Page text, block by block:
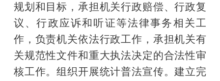
规划和目标，承担机关行政赔偿、行政复
议、行政应诉和听证等法律事务相关工
作，负责机关依法行政工作，承担机关有
关规范性文件和重大执法决定的合法性审
核工作。组织开展统计普法宣传。建立完